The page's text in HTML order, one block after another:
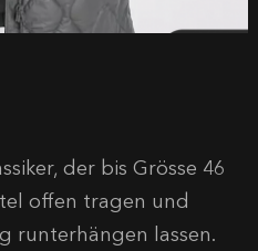
der bis Grösse 46
offen tragen und
runterhängen lassen.